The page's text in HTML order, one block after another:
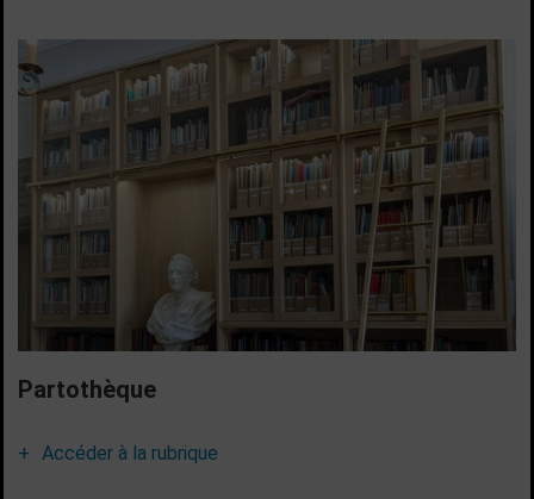
Partothèque
Accéder à la rubrique